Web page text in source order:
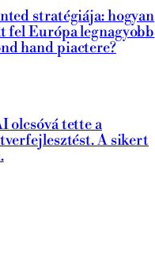
stratégiája: hogyan
fel Európa legnagyobb
hand piactere?
olcsóvá tette a
A sikert